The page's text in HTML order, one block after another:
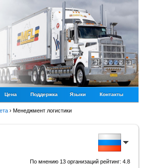
Цена Поддержка Языки Контакты
›Менеджмент логистики
По мнению 13организаций рейтинг: 4.8